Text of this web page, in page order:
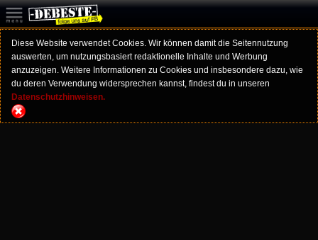
Diese Website verwendet Cookies. Wir können damit die Seitennutzung
auswerten, um nutzungsbasiert redaktionelle Inhalte und Werbung
anzuzeigen. Weitere Informationen zu Cookies und insbesondere dazu, wie
du deren Verwendung widersprechen kannst, findest du in unseren
Datenschutzhinweisen.